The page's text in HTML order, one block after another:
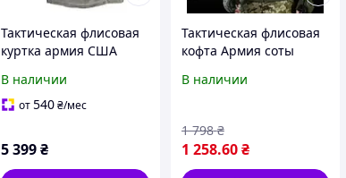
Тактическая флисовая
куртка армия США
размер L/L Large Long
Foliage Green Олива
В наличии
от540₴/мес
5 399₴
Тактическая флисовая
кофта Армия соты
мужская армейская
В наличии
1 258.60 ₴
1 798 ₴